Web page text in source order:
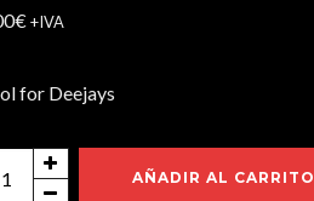
€+IVA
for Deejays
AÑADIR AL CARRITO